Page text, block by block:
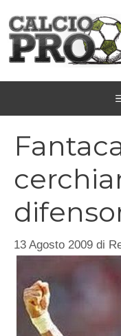
contenuto
13 Agosto 2009 di